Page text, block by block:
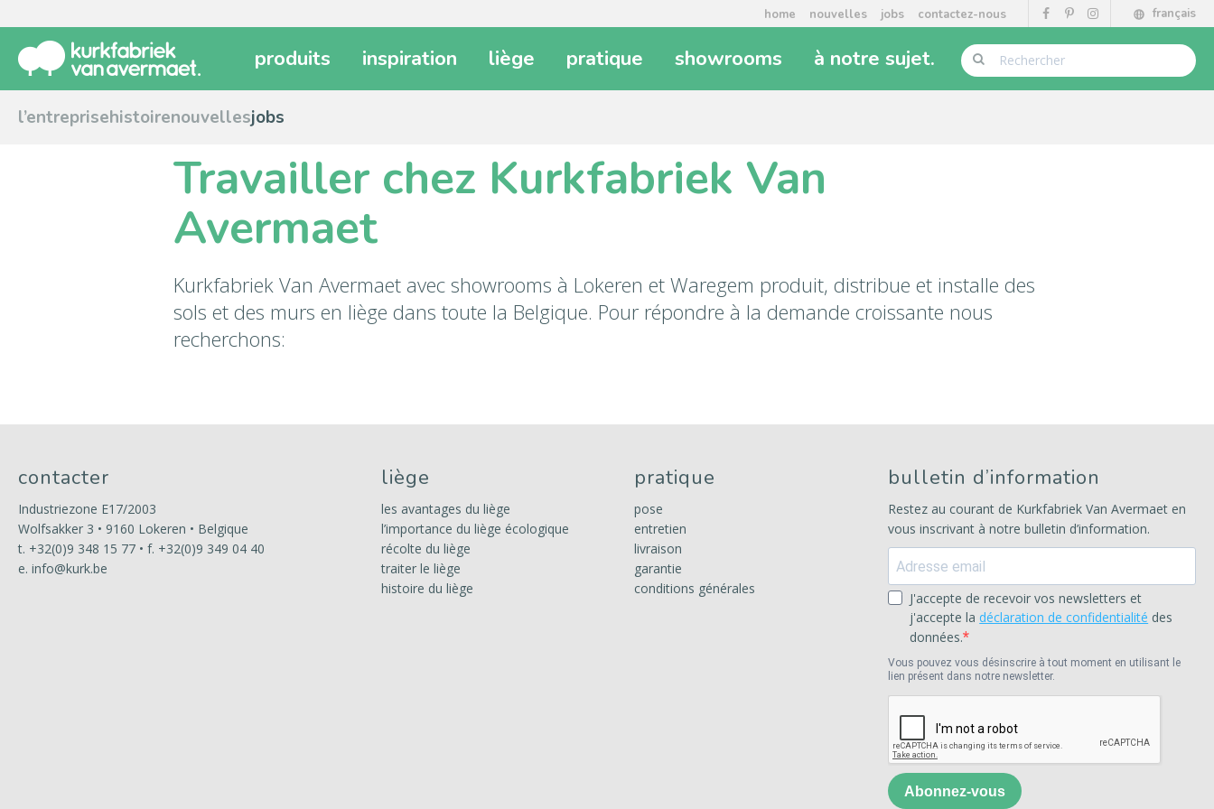
français
home nouvelles jobs contactez-nous
produits inspiration liège pratique showrooms à notre sujet.
l’entreprisehistoirenouvellesjobs
Travailler chez Kurkfabriek Van
Avermaet
Kurkfabriek Van Avermaet avec showrooms à Lokeren et Waregem produit, distribue et installe des
sols et des murs en liège dans toute la Belgique. Pour répondre à la demande croissante nous
recherchons:
contacter
Industriezone E17/2003
Wolfsakker 3 • 9160 Lokeren • Belgique
t. +32(0)9 348 15 77 • f. +32(0)9 349 04 40
e. info@kurk.be
liège
les avantages du liège
l’importance du liège écologique
récolte du liège
traiter le liège
histoire du liège
pratique
pose
entretien
livraison
garantie
conditions générales
bulletin d’information
Restez au courant de Kurkfabriek Van Avermaet en
vous inscrivant à notre bulletin d’information.
J'accepte de recevoir vos newsletters et
j'accepte la déclaration de confidentialité des
données.
Vous pouvez vous désinscrire à tout moment en utilisant le
lien présent dans notre newsletter.
Abonnez-vous